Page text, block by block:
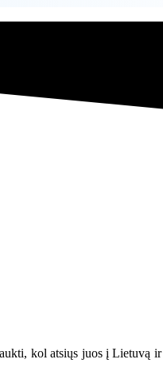
kol atsiųs juos į Lietuvą